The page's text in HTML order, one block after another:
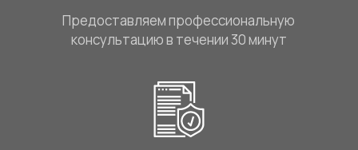
Предоставляем профессиональную
консультацию в течении 30 минут